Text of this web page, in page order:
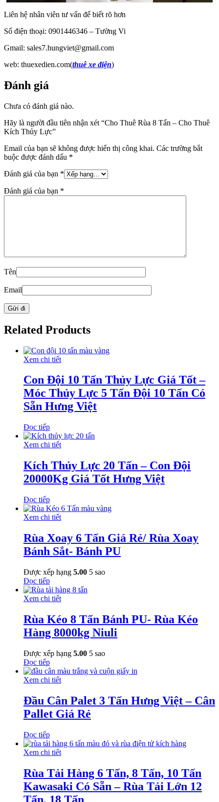
Liên hệ nhân viên tư vấn để biết rõ hơn
Số điện thoại: 0901446346 – Tường Vi
Gmail: sales7.hungviet@gmail.com
web: thuexedien.com(thuê xe điện)
Đánh giá
Chưa có đánh giá nào.
Hãy là người đầu tiên nhận xét “Cho Thuê Rùa 8 Tấn – Cho Thuê
Kích Thủy Lực”
Email của bạn sẽ không được hiển thị công khai. Các trường bắt
buộc được đánh dấu *
Đánh giá của bạn *
Đánh giá của bạn *
Tên
Email
Related Products
Xem chi tiết
Con Đội 10 Tấn Thủy Lực Giá Tốt –
Móc Thủy Lực 5 Tấn Đội 10 Tấn Có
Sẵn Hưng Việt
Đọc tiếp
Xem chi tiết
Kích Thủy Lực 20 Tấn – Con Đội
20000Kg Giá Tốt Hưng Việt
Đọc tiếp
Xem chi tiết
Rùa Xoay 6 Tấn Giá Rẻ/ Rùa Xoay
Bánh Sắt- Bánh PU
Được xếp hạng 5.00 5 sao
Đọc tiếp
Xem chi tiết
Rùa Kéo 8 Tấn Bánh PU- Rùa Kéo
Hàng 8000kg Niuli
Được xếp hạng 5.00 5 sao
Đọc tiếp
Xem chi tiết
Đầu Cân Palet 3 Tấn Hưng Việt – Cân
Pallet Giá Rẻ
Đọc tiếp
Xem chi tiết
Rùa Tải Hàng 6 Tấn, 8 Tấn, 10 Tấn
Kawasaki Có Sẵn – Rùa Tải Lớn 12
Tấn, 18 Tấn